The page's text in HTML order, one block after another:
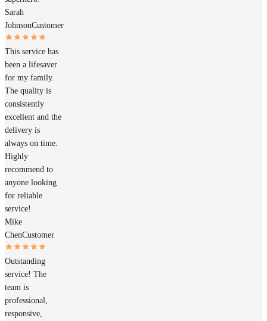
Sarah
JohnsonCustomer
This service has
been a lifesaver
for my family.
The quality is
consistently
excellent and the
delivery is
always on time.
Highly
recommend to
anyone looking
for reliable
service!
Mike
ChenCustomer
Outstanding
service! The
team is
professional,
responsive,